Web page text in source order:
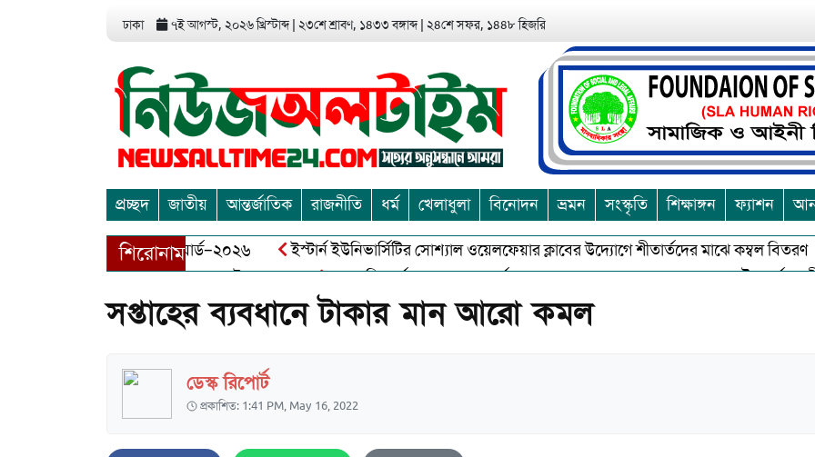
ঢাকা ৭ই আগস্ট, ২০২৬ খ্রিস্টাব্দ ২৩শে শ্রাবণ, ১৪৩৩ বঙ্গাব্দ ২৪শে সফর, ১৪৪৮ হিজরি
প্রচ্ছদ জাতীয় আন্তর্জাতিক রাজনীতি ধর্ম খেলাধুলা বিনোদন ভ্রমন সংস্কৃতি শিক্ষাঙ্গন ফ্যাশন
শিরোনাম
এন্ট্রাপ্রেনিয়র অ্যাওয়ার্ড–২০২৬ ইস্টার্ন ইউনিভার্সিটির সোশ্যাল ওয়েলফেয়ার ক্লাবের উদ্যোগে শীতার্তদের মাঝে কম্বল বিতরণ
মুক্তিযোদ্ধা আব্দুল খালেক এর ইন্তেকাল
আত্মশুদ্ধি অর্জন ও অশুভকে বর্জন করে সত্য,সুন্দরকে বরনে কলাপাড়ায় বৌদ্ধ ধর্মাবলম্বীদের
সপ্তাহের ব্যবধানে টাকার মান আরো কমল
ডেস্ক রিপোর্ট
প্রকাশিত: 1:41 PM, May 16, 2022